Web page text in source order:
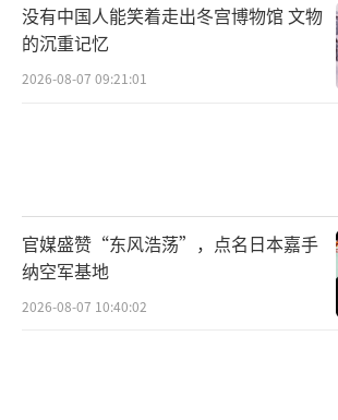
没有中国人能笑着走出冬宫博物馆 文物
的沉重记忆
2026-08-07 09:21:01
官媒盛赞“东风浩荡”，点名日本嘉手
纳空军基地
2026-08-07 10:40:02